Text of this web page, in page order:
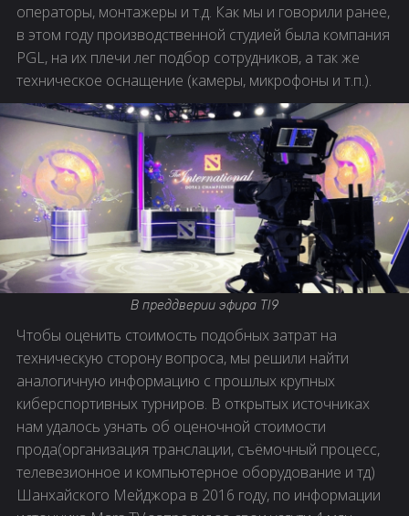
операторы, монтажеры и т.д. Как мы и говорили ранее,
в этом году производственной студией была компания
PGL, на их плечи лег подбор сотрудников, а так же
техническое оснащение (камеры, микрофоны и т.п.).
В преддверии эфира TI9
Чтобы оценить стоимость подобных затрат на
техническую сторону вопроса, мы решили найти
аналогичную информацию с прошлых крупных
киберспортивных турниров. В открытых источниках
нам удалось узнать об оценочной стоимости
прода(организация транслации, съёмочный процесс,
телевезионное и компьютерное оборудование и тд)
Шанхайского Мейджора в 2016 году, по информации